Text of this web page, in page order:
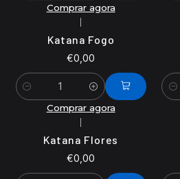
Comprar agora
Katana Fogo
€0,00
Quantidade
Comprar agora
Katana Flores
€0,00